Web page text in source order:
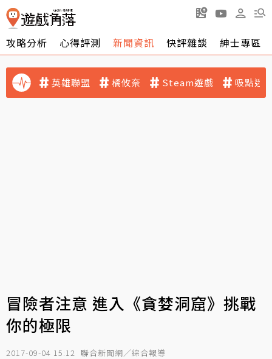
攻略分析 心得評測 新聞資訊 快評雜談 紳士專區
英雄聯盟 橘攸奈 Steam遊戲 吸點迷
冒險者注意 進入《貪婪洞窟》挑戰
你的極限
2017-09-04 15:12 聯合新聞網／綜合報導